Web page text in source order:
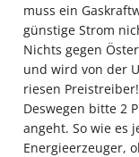
muss ein
günstige Strom
Nichts gegen
und wird von der
riesen
Deswegen bitte 2
angeht. So wie es
Energieerzeuger,